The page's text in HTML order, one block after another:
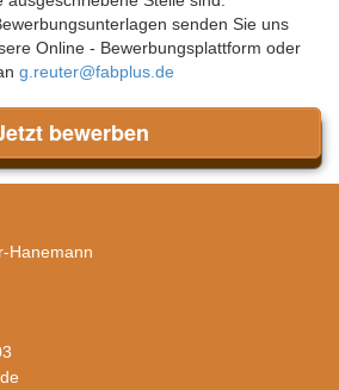
senden Sie uns
Online - Bewerbungsplattform oder
g.reuter@fabplus.de
bewerben
Hanemann